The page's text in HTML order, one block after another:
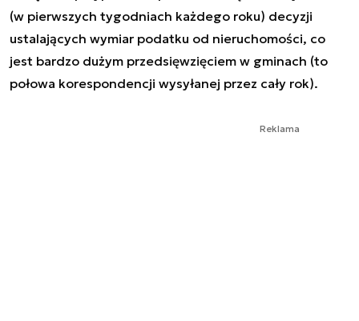
(w pierwszych tygodniach każdego roku) decyzji
ustalających wymiar podatku od nieruchomości, co
jest bardzo dużym przedsięwzięciem w gminach (to
połowa korespondencji wysyłanej przez cały rok).
Reklama